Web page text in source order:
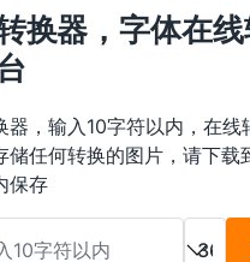
换器，字体在
器，输入10字符以内，在线
储任何转换的图片，请下载
保存